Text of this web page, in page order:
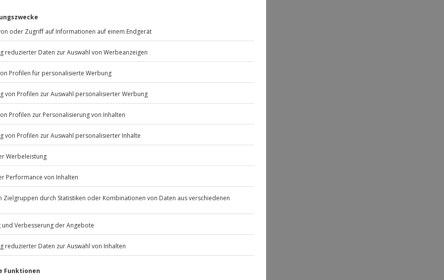
herzhaftem Käse und
abwechslungsreiche
Tasting in Stuttgart.
© OpenStreetMaps
Jochen SchweizerGmbH
Mühldorfstraße 8
81671 München
außer an bundesweiten